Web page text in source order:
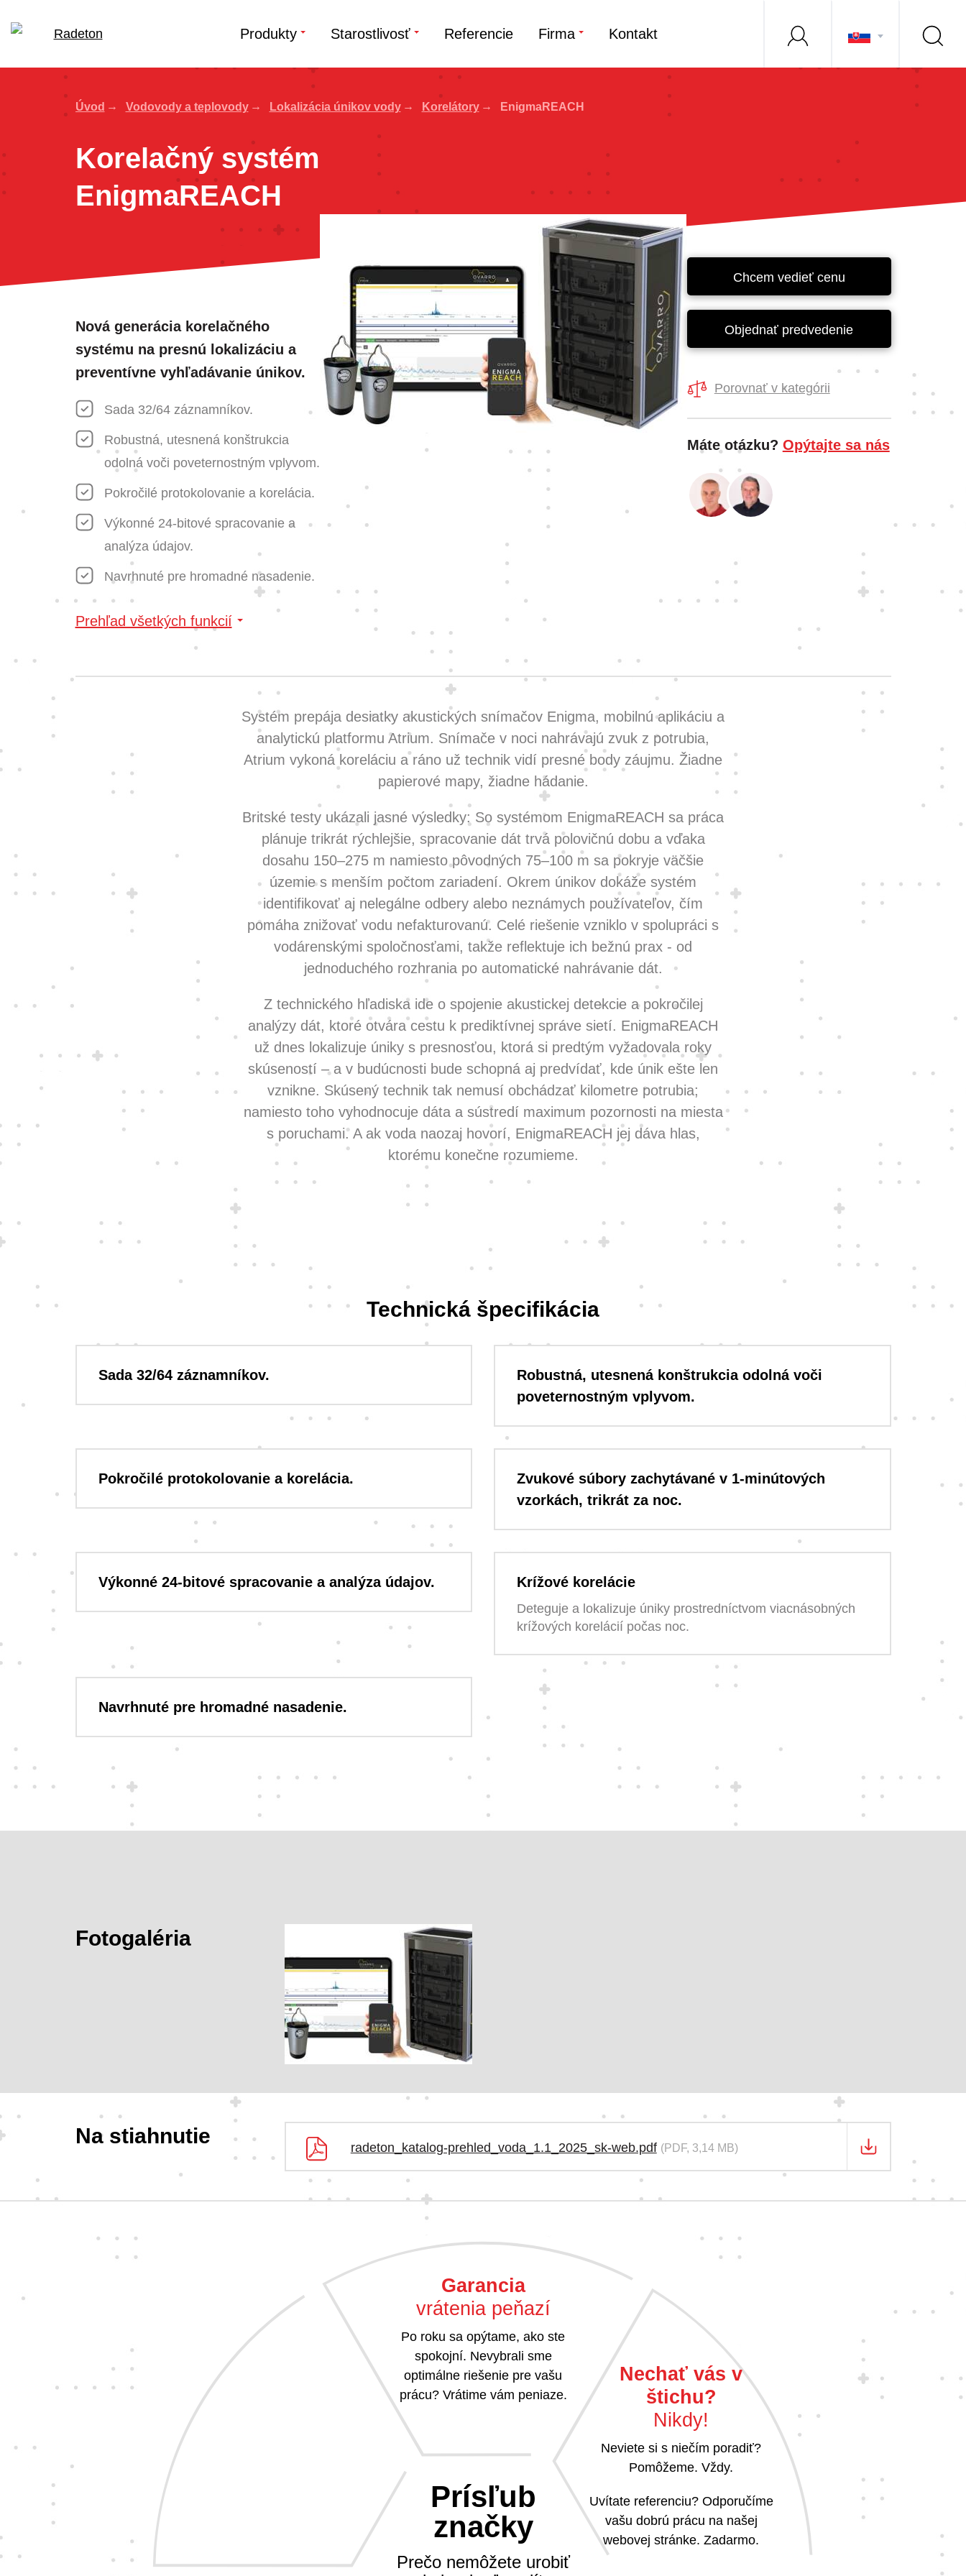
Produkty Starostlivosť Referencie Firma Kontakt
Úvod Vodovody a teplovody Lokalizácia únikov vody Korelátory EnigmaREACH
Korelačný systém
EnigmaREACH
Nová generácia korelačného
systému na presnú lokalizáciu a
preventívne vyhľadávanie únikov.
Sada 32/64 záznamníkov.
Robustná, utesnená konštrukcia
odolná voči poveternostným vplyvom.
Pokročilé protokolovanie a korelácia.
Výkonné 24-bitové spracovanie a
analýza údajov.
Navrhnuté pre hromadné nasadenie.
Prehľad všetkých funkcií
Chcem vedieť cenu
Objednať predvedenie
Porovnať v kategórii
Máte otázku? Opýtajte sa nás
Systém prepája desiatky akustických snímačov Enigma, mobilnú aplikáciu a
analytickú platformu Atrium. Snímače v noci nahrávajú zvuk z potrubia,
Atrium vykoná koreláciu a ráno už technik vidí presné body záujmu. Žiadne
papierové mapy, žiadne hádanie.
Britské testy ukázali jasné výsledky: So systémom EnigmaREACH sa práca
plánuje trikrát rýchlejšie, spracovanie dát trvá polovičnú dobu a vďaka
dosahu 150–275 m namiesto pôvodných 75–100 m sa pokryje väčšie
územie s menším počtom zariadení. Okrem únikov dokáže systém
identifikovať aj nelegálne odbery alebo neznámych používateľov, čím
pomáha znižovať vodu nefakturovanú. Celé riešenie vzniklo v spolupráci s
vodárenskými spoločnosťami, takže reflektuje ich bežnú prax - od
jednoduchého rozhrania po automatické nahrávanie dát.
Z technického hľadiska ide o spojenie akustickej detekcie a pokročilej
analýzy dát, ktoré otvára cestu k prediktívnej správe sietí. EnigmaREACH
už dnes lokalizuje úniky s presnosťou, ktorá si predtým vyžadovala roky
skúseností – a v budúcnosti bude schopná aj predvídať, kde únik ešte len
vznikne. Skúsený technik tak nemusí obchádzať kilometre potrubia;
namiesto toho vyhodnocuje dáta a sústredí maximum pozornosti na miesta
s poruchami. A ak voda naozaj hovorí, EnigmaREACH jej dáva hlas,
ktorému konečne rozumieme.
Technická špecifikácia
Sada 32/64 záznamníkov.
Robustná, utesnená konštrukcia odolná voči
poveternostným vplyvom.
Pokročilé protokolovanie a korelácia.
Zvukové súbory zachytávané v 1-minútových
vzorkách, trikrát za noc.
Výkonné 24-bitové spracovanie a analýza údajov. Krížové korelácie
Deteguje a lokalizuje úniky prostredníctvom viacnásobných
krížových korelácií počas noc.
Navrhnuté pre hromadné nasadenie.
Fotogaléria
Na stiahnutie radeton_katalog-prehled_voda_1.1_2025_sk-web.pdf (PDF, 3,14 MB)
Prísľub
značky
Prečo nemôžete urobiť
Garancia
vrátenia peňazí
Po roku sa opýtame, ako ste
spokojní. Nevybrali sme
optimálne riešenie pre vašu
prácu? Vrátime vám peniaze.
Nechať vás v
štichu?
Nikdy!
Neviete si s niečím poradiť?
Pomôžeme. Vždy.
Uvítate referenciu? Odporučíme
vašu dobrú prácu na našej
webovej stránke. Zadarmo.